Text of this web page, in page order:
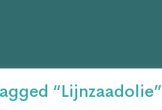
“lijnzaadolie”